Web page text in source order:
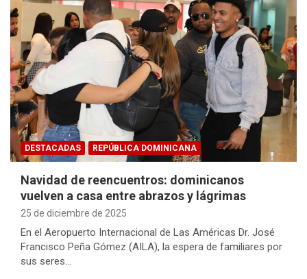
DESTACADAS REPÚBLICA DOMINICANA
Navidad de reencuentros: dominicanos
vuelven a casa entre abrazos y lágrimas
25 de diciembre de 2025
En el Aeropuerto Internacional de Las Américas Dr. José
Francisco Peña Gómez (AILA), la espera de familiares por
sus seres…